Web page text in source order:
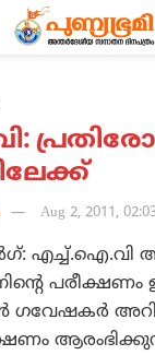
Aug 2, 2011,
എച്ച്.ഐ.വി
ഗവേഷകര്‍